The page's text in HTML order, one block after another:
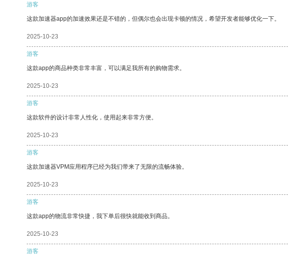
游客
这款加速器app的加速效果还是不错的，但偶尔也会出现卡顿的情况，希望开发者能够优化一下。
2025-10-23
游客
这款app的商品种类非常丰富，可以满足我所有的购物需求。
2025-10-23
游客
这款软件的设计非常人性化，使用起来非常方便。
2025-10-23
游客
这款加速器VPM应用程序已经为我们带来了无限的流畅体验。
2025-10-23
游客
这款app的物流非常快捷，我下单后很快就能收到商品。
2025-10-23
游客